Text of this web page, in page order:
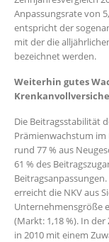
Anpassungsrate von
entspricht der
mit der die
bezeichnet werden.
Weiterhin gutes
Die Beitragsstabilität
Prämienwachstum im
rund 77 % aus
61 % des
erreicht die NKV aus
Unternehmensgröße
(Markt: 1,18 %). In
in 2010 mit einem